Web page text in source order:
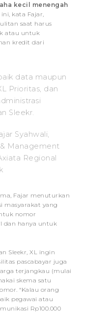
kecil menengah
kata Fajar,
saat harus
atau untuk
kredit dari
data maupun
Prioritas, dan
Sleekr.
Syahwali,
Management
Regional
Fajar menuturkan
masyarakat yang
nomor
dan hanya untuk
Sleekr, XL ingin
pascabayar juga
terjangkau (mulai
skema satu
“Kalau orang
pegawai atau
Rp100.000